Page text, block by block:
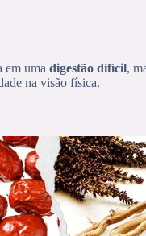
em uma digestão difícil,
na visão física.